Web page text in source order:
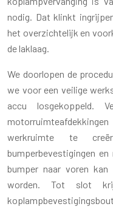
nodig. Dat klinkt
het overzichtelijk en
de laklaag.
We doorlopen de
we voor een veilige
accu losgekoppeld.
werkruimte te
bumperbevestigingen
bumper naar voren
worden. Tot slot